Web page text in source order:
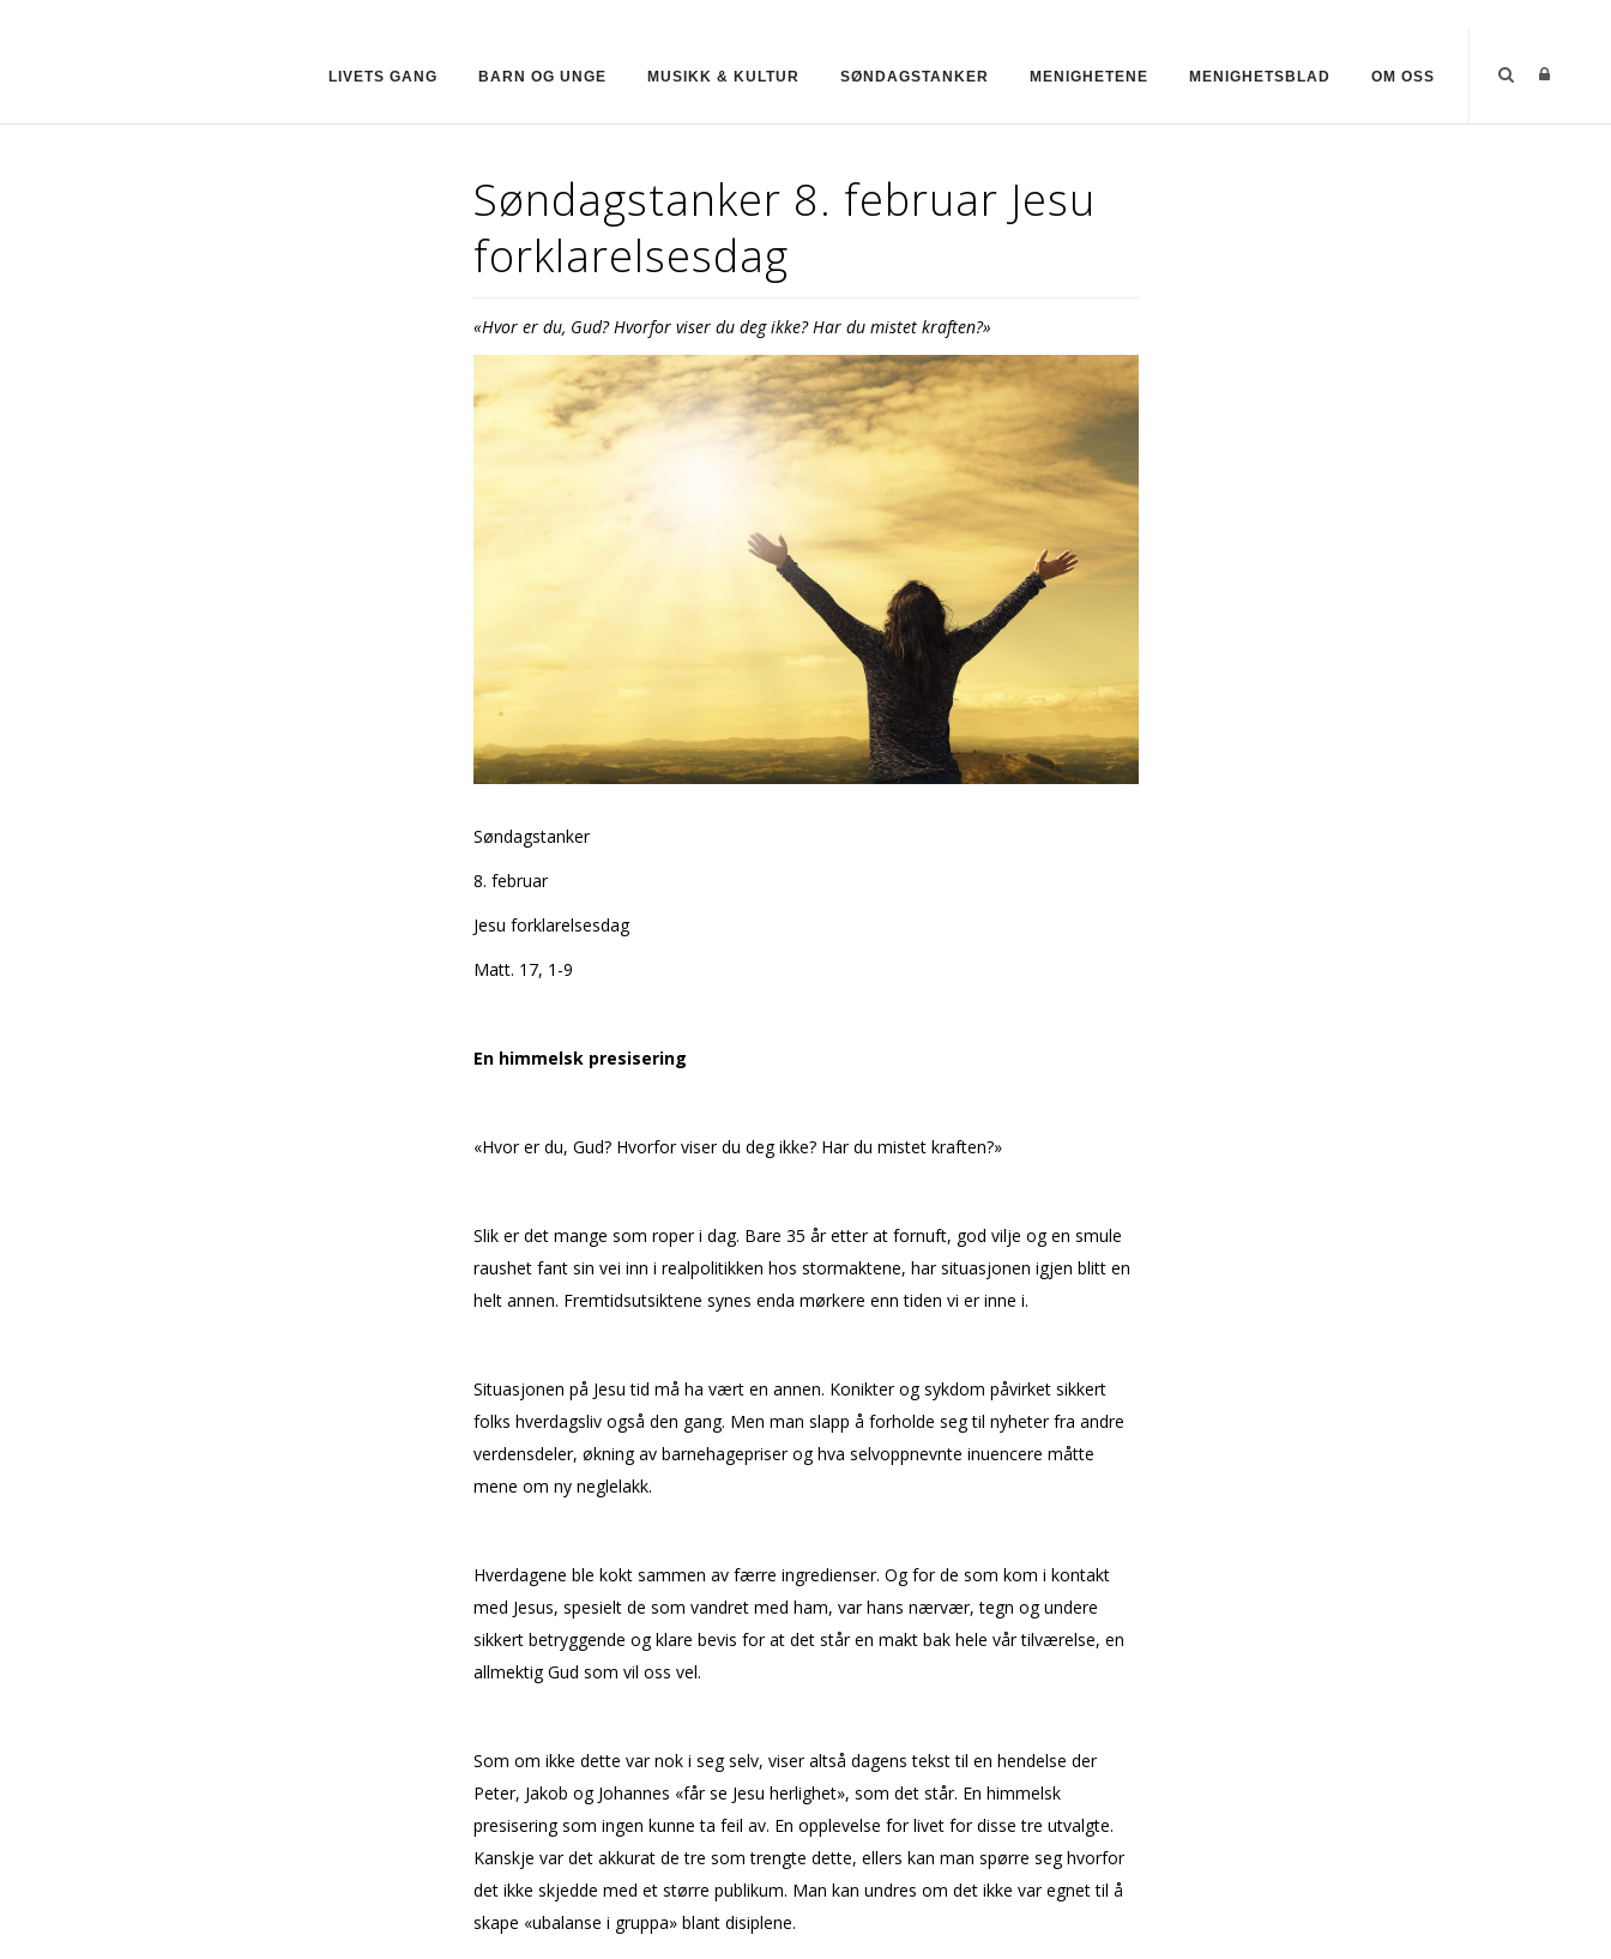
LIVETS GANG BARN OG UNGE MUSIKK & KULTUR SØNDAGSTANKER MENIGHETENE MENIGHETSBLAD OM OSS
Søndagstanker 8. februar Jesu
forklarelsesdag
«Hvor er du, Gud? Hvorfor viser du deg ikke? Har du mistet kraften?»
Søndagstanker
8. februar
Jesu forklarelsesdag
Matt. 17, 1-9
En himmelsk presisering
«Hvor er du, Gud? Hvorfor viser du deg ikke? Har du mistet kraften?»
Slik er det mange som roper i dag. Bare 35 år etter at fornuft, god vilje og en smule
raushet fant sin vei inn i realpolitikken hos stormaktene, har situasjonen igjen blitt en
helt annen. Fremtidsutsiktene synes enda mørkere enn tiden vi er inne i.
Situasjonen på Jesu tid må ha vært en annen. Konflikter og sykdom påvirket sikkert
folks hverdagsliv også den gang. Men man slapp å forholde seg til nyheter fra andre
verdensdeler, økning av barnehagepriser og hva selvoppnevnte influencere måtte
mene om ny neglelakk.
Hverdagene ble kokt sammen av færre ingredienser. Og for de som kom i kontakt
med Jesus, spesielt de som vandret med ham, var hans nærvær, tegn og undere
sikkert betryggende og klare bevis for at det står en makt bak hele vår tilværelse, en
allmektig Gud som vil oss vel.
Som om ikke dette var nok i seg selv, viser altså dagens tekst til en hendelse der
Peter, Jakob og Johannes «får se Jesu herlighet», som det står. En himmelsk
presisering som ingen kunne ta feil av. En opplevelse for livet for disse tre utvalgte.
Kanskje var det akkurat de tre som trengte dette, ellers kan man spørre seg hvorfor
det ikke skjedde med et større publikum. Man kan undres om det ikke var egnet til å
skape «ubalanse i gruppa» blant disiplene.